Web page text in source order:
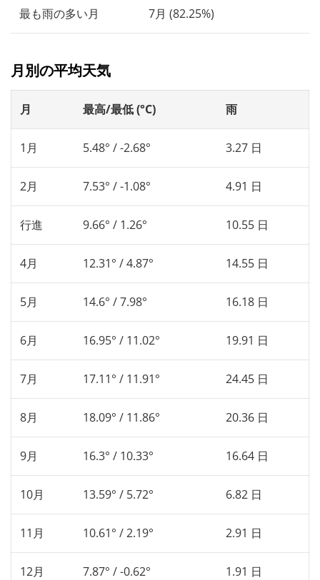
最も雨の多い月 7月 (82.25%)
月別の平均天気
月 最高/最低 (°C) 雨
1月 5.48° / -2.68° 3.27 日
2月 7.53° / -1.08° 4.91 日
行進 9.66° / 1.26° 10.55 日
4月 12.31° / 4.87° 14.55 日
5月 14.6° / 7.98° 16.18 日
6月 16.95° / 11.02° 19.91 日
7月 17.11° / 11.91° 24.45 日
8月 18.09° / 11.86° 20.36 日
9月 16.3° / 10.33° 16.64 日
10月 13.59° / 5.72° 6.82 日
11月 10.61° / 2.19° 2.91 日
12月 7.87° / -0.62° 1.91 日